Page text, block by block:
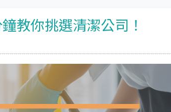
教你挑選清潔公司！